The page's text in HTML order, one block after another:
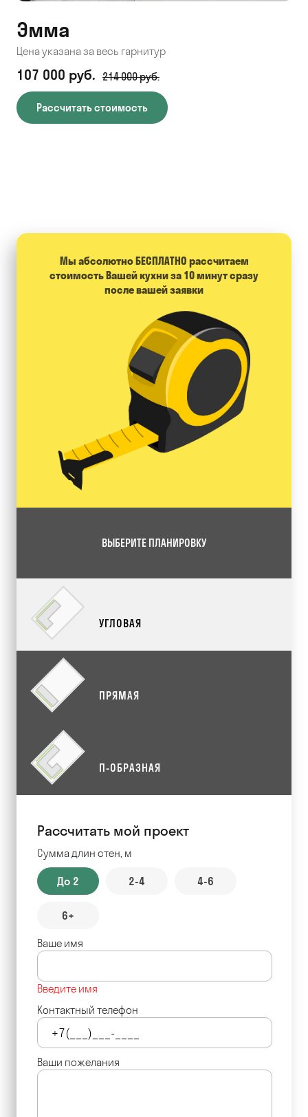
Эмма
Цена указана за весь гарнитур
107 000 руб. 214 000 руб.
Рассчитать стоимость
Мы абсолютно БЕСПЛАТНО расcчитаем
стоимость Вашей кухни за 10 минут сразу
после вашей заявки
ВЫБЕРИТЕ ПЛАНИРОВКУ
УГЛОВАЯ
ПРЯМАЯ
П-ОБРАЗНАЯ
Рассчитать мой проект
Сумма длин стен, м
До 2 2-4 4-6
6+
Ваше имя
Введите имя
Контактный телефон
Ваши пожелания